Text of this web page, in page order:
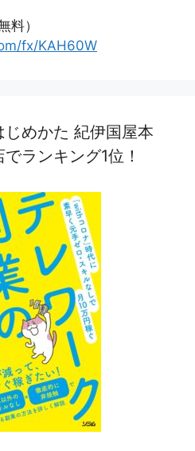
料）
fx/KAH60W
めかた 紀伊国屋本
ランキング1位！